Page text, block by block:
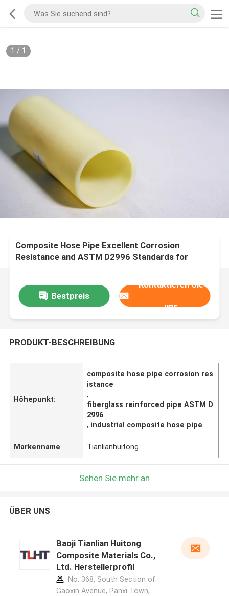
1 / 1
Composite Hose Pipe Excellent Corrosion
Resistance and ASTM D2996 Standards for
Bestpreis
Kontaktieren Sie
uns
PRODUKT-BESCHREIBUNG
Höhepunkt:
composite hose pipe corrosion res
istance
,
fiberglass reinforced pipe ASTM D
2996
, industrial composite hose pipe
Markenname Tianlianhuitong
Sehen Sie mehr an
ÜBER UNS
Baoji Tianlian Huitong
Composite Materials Co.,
Ltd. Herstellerprofil
No. 368, South Section of
Gaoxin Avenue, Panxi Town,